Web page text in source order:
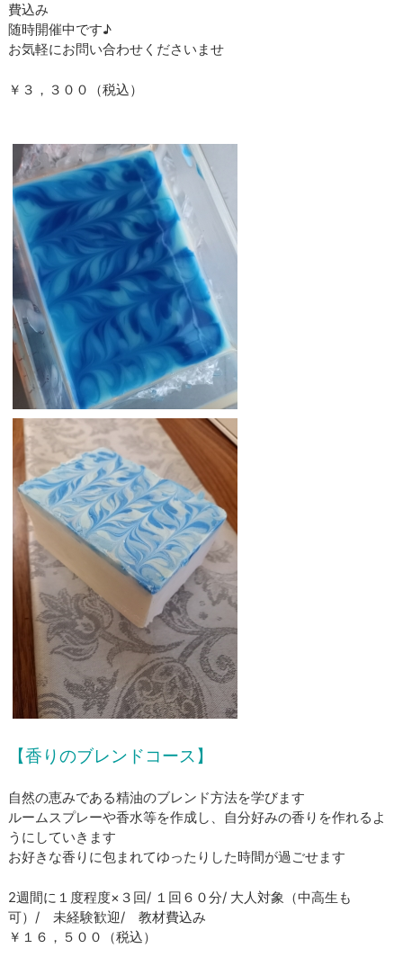
費込み
​随時開催中です♪
お気軽にお問い合わせくださいませ
​￥３，３００（税込）
【香りのブレンドコース】
自然の恵みである精油のブレンド方法を学びます
ルームスプレーや香水等を作成し、自分好みの香りを作れるよ
うにしていきます
​お好きな香りに包まれてゆったりした時間が過ごせます
2週間に１度程度×３回/ １回６０分/ 大人対象（中高生も
可）/ 未経験歓迎/ 教材費込み
​￥１６，５００（税込）